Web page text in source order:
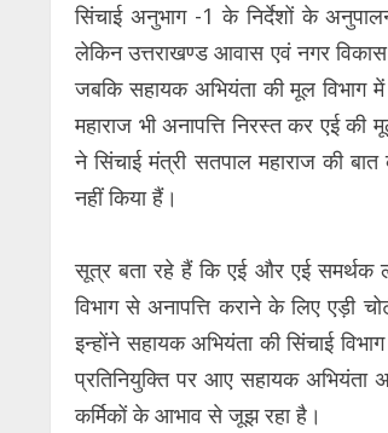
सिंचाई अनुभाग -1 के निर्देशों के
लेकिन उत्तराखण्ड आवास एवं नगर
जबकि सहायक अभियंता की मूल विभाग
महाराज भी अनापत्ति निरस्त कर एई
ने सिंचाई मंत्री सतपाल महाराज की
नहीं किया हैं।
सूत्र बता रहे हैं कि एई और एई समर्थक
विभाग से अनापत्ति कराने के लिए एड़ी
इन्होंने सहायक अभियंता की सिंचाई
प्रतिनियुक्ति पर आए सहायक अभियंता
कर्मिकों के आभाव से जूझ रहा है।